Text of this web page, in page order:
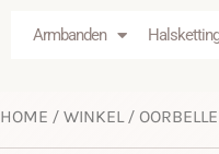
Armbanden
HOME / WINKEL/